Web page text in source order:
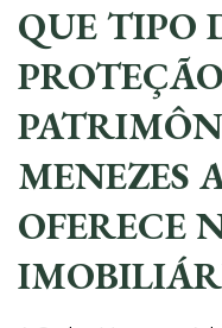
QUE TIPO
MENEZES
OFERECE